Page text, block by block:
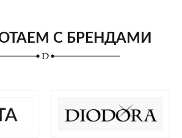
С БРЕНДАМИ